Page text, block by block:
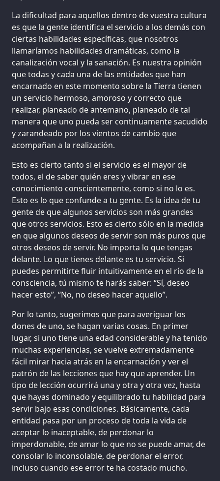
La dificultad para aquellos dentro de vuestra cultura
es que la gente identifica el servicio a los demás con
ciertas habilidades específicas, que nosotros
llamaríamos habilidades dramáticas, como la
canalización vocal y la sanación. Es nuestra opinión
que todas y cada una de las entidades que han
encarnado en este momento sobre la Tierra tienen
un servicio hermoso, amoroso y correcto que
realizar, planeado de antemano, planeado de tal
manera que uno pueda ser continuamente sacudido
y zarandeado por los vientos de cambio que
acompañan a la realización.
Esto es cierto tanto si el servicio es el mayor de
todos, el de saber quién eres y vibrar en ese
conocimiento conscientemente, como si no lo es.
Esto es lo que confunde a tu gente. Es la idea de tu
gente de que algunos servicios son más grandes
que otros servicios. Esto es cierto sólo en la medida
en que algunos deseos de servir son más puros que
otros deseos de servir. No importa lo que tengas
delante. Lo que tienes delante es tu servicio. Si
puedes permitirte fluir intuitivamente en el río de la
consciencia, tú mismo te harás saber: “Sí, deseo
hacer esto”, “No, no deseo hacer aquello”.
Por lo tanto, sugerimos que para averiguar los
dones de uno, se hagan varias cosas. En primer
lugar, si uno tiene una edad considerable y ha tenido
muchas experiencias, se vuelve extremadamente
fácil mirar hacia atrás en la encarnación y ver el
patrón de las lecciones que hay que aprender. Un
tipo de lección ocurrirá una y otra y otra vez, hasta
que hayas dominado y equilibrado tu habilidad para
servir bajo esas condiciones. Básicamente, cada
entidad pasa por un proceso de toda la vida de
aceptar lo inaceptable, de perdonar lo
imperdonable, de amar lo que no se puede amar, de
consolar lo inconsolable, de perdonar el error,
incluso cuando ese error te ha costado mucho.